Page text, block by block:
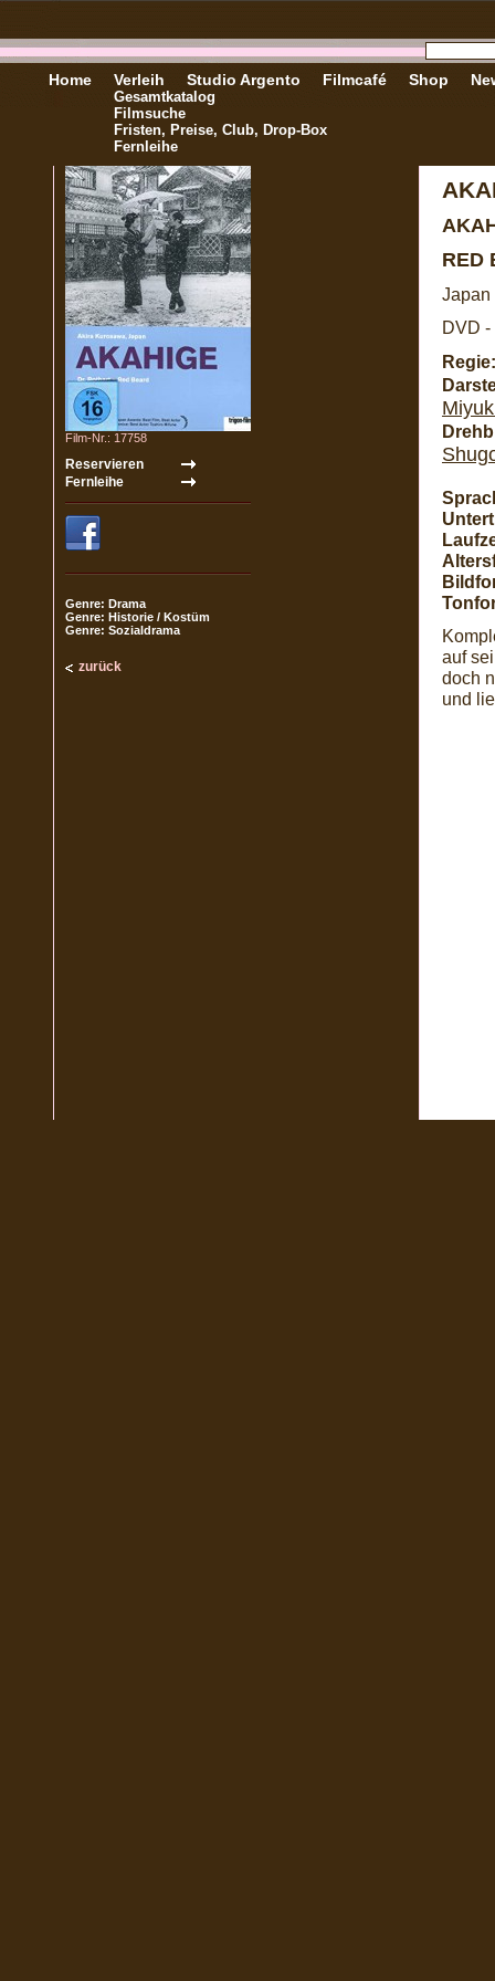
Home Verleih
Gesamtkatalog
Filmsuche
Fristen, Preise, Club, Drop-Box
Fernleihe
Studio Argento Filmcafé Shop
Film-Nr.: 17758
Genre: Drama
Genre: Historie / Kostüm
Genre: Sozialdrama
zurück
RED
Japan
DVD -
Regie:
auf
doch
und